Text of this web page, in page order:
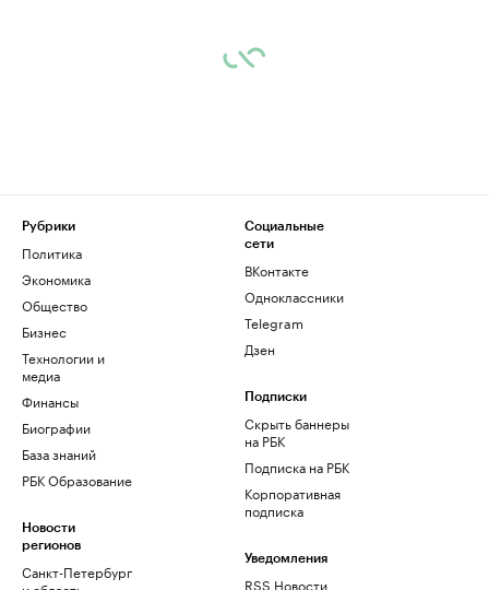
Рубрики
Политика
Экономика
Общество
Бизнес
Технологии и
медиа
Финансы
Биографии
База знаний
РБК Образование
Новости
регионов
Санкт-Петербург
Социальные
сети
ВКонтакте
Одноклассники
Telegram
Дзен
Подписки
Скрыть баннеры
на РБК
Подписка на РБК
Корпоративная
подписка
Уведомления
RSS Новости